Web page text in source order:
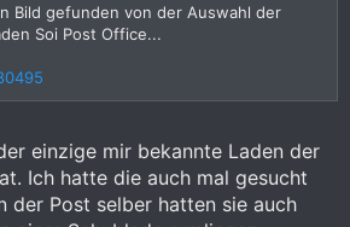
Bild gefunden von der Auswahl der
Soi Post Office...
einzige mir bekannte Laden der
Ich hatte die auch mal gesucht
der Post selber hatten sie auch